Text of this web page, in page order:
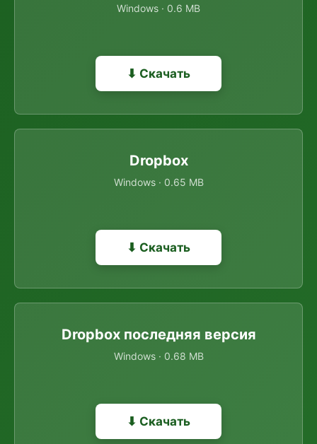
Windows · 0.6 MB
⬇ Скачать
Dropbox
Windows · 0.65 MB
⬇ Скачать
Dropbox последняя версия
Windows · 0.68 MB
⬇ Скачать